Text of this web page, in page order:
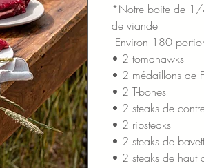
*Notre boite de 1/
de viande
Environ 180
• 2 tomahawks
• 2 médaillons de
• 2 T-bones
• 2 steaks de
• 2 ribsteaks
• 2 steaks de
• 2 steaks de haut